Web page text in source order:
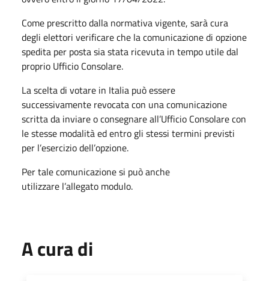
Come prescritto dalla normativa vigente, sarà cura
degli elettori verificare che la comunicazione di opzione
spedita per posta sia stata ricevuta in tempo utile dal
proprio Ufficio Consolare.
La scelta di votare in Italia può essere
successivamente revocata con una comunicazione
scritta da inviare o consegnare all’Ufficio Consolare con
le stesse modalità ed entro gli stessi termini previsti
per l’esercizio dell’opzione.
Per tale comunicazione si può anche
utilizzare l’allegato modulo.
A cura di